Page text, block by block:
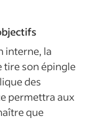
interne, la
son épingle
des
permettra aux
que